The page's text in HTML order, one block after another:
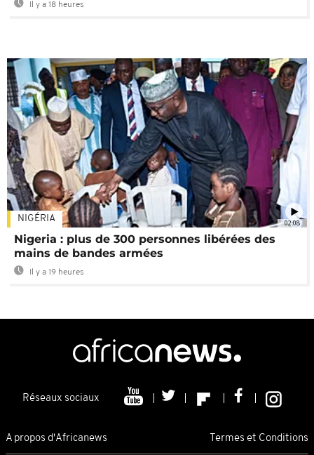
Il y a 18 heures
02:08
NIGÉRIA
Nigeria : plus de 300 personnes libérées des
mains de bandes armées
Il y a 19 heures
Réseaux sociaux
A propos d'Africanews Termes et Conditions